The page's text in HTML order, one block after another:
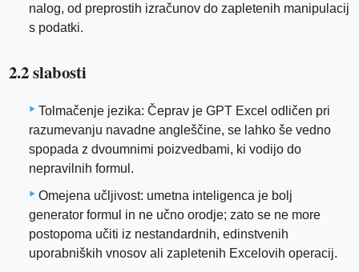
nalog, od preprostih izračunov do zapletenih manipulacij
s podatki.
2.2 slabosti
Tolmačenje jezika: Čeprav je GPT Excel odličen pri
razumevanju navadne angleščine, se lahko še vedno
spopada z dvoumnimi poizvedbami, ki vodijo do
nepravilnih formul.
Omejena učljivost: umetna inteligenca je bolj
generator formul in ne učno orodje; zato se ne more
postopoma učiti iz nestandardnih, edinstvenih
uporabniških vnosov ali zapletenih Excelovih operacij.